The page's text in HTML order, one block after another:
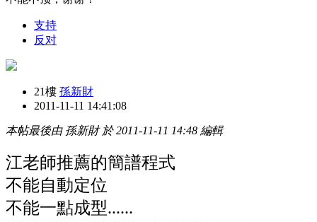
支持
反对
21樓 孫新財
2011-11-11 14:41:08
本帖最後由 孫新財 於 2011-11-11 14:48 編輯
江老師推薦的簡譜程式
不能自動定位
不能一點成型......